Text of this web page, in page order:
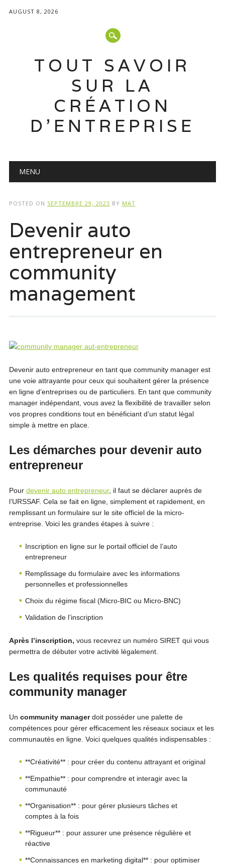
AUGUST 8, 2026
TOUT SAVOIR
SUR LA
CRÉATION
D'ENTREPRISE
Main menu
MENU
POSTED ON SEPTEMBRE 29, 2023 BY MAT
Devenir auto
entrepreneur en
community
management
Devenir auto entrepreneur en tant que community manager est
une voie attrayante pour ceux qui souhaitent gérer la présence
en ligne d’entreprises ou de particuliers. En tant que community
manager indépendant, vous avez la flexibilité de travailler selon
vos propres conditions tout en bénéficiant d’un statut légal
simple à mettre en place.
Les démarches pour devenir auto
entrepreneur
Pour devenir auto entrepreneur, il faut se déclarer auprès de
l’URSSAF. Cela se fait en ligne, simplement et rapidement, en
remplissant un formulaire sur le site officiel de la micro-
entreprise. Voici les grandes étapes à suivre :
Inscription en ligne sur le portail officiel de l’auto
entrepreneur
Remplissage du formulaire avec les informations
personnelles et professionnelles
Choix du régime fiscal (Micro-BIC ou Micro-BNC)
Validation de l’inscription
Après l’inscription, vous recevrez un numéro SIRET qui vous
permettra de débuter votre activité légalement.
Les qualités requises pour être
community manager
Un community managerdoit posséder une palette de
compétences pour gérer efficacement les réseaux sociaux et les
communautés en ligne. Voici quelques qualités indispensables :
**Créativité** : pour créer du contenu attrayant et original
**Empathie** : pour comprendre et interagir avec la
communauté
**Organisation** : pour gérer plusieurs tâches et
comptes à la fois
**Rigueur** : pour assurer une présence régulière et
réactive
**Connaissances en marketing digital** : pour optimiser